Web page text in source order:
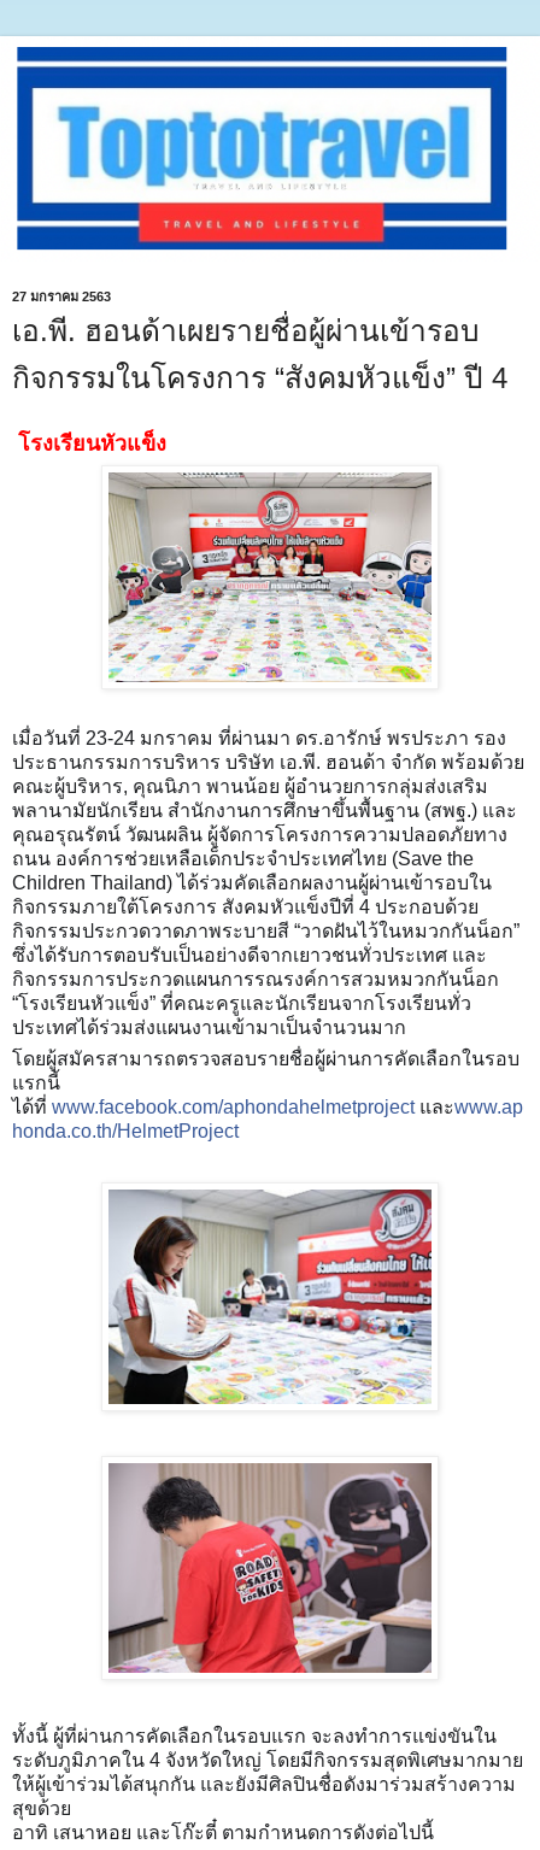
27 มกราคม 2563
เอ.พี. ฮอนด้าเผยรายชื่อผู้ผ่านเข้ารอบ
กิจกรรมในโครงการ “สังคมหัวแข็ง” ปี 4
โรงเรียนหัวแข็ง
เมื่อวันที่ 23-24 มกราคม ที่ผ่านมา ดร.อารักษ์ พรประภา รอง
ประธานกรรมการบริหาร บริษัท เอ.พี. ฮอนด้า จำกัด พร้อมด้วย
คณะผู้บริหาร, คุณนิภา พานน้อย ผู้อำนวยการกลุ่มส่งเสริม
พลานามัยนักเรียน สำนักงานการศึกษาขึ้นพื้นฐาน (สพฐ.) และ
คุณอรุณรัตน์ วัฒนผลิน ผู้จัดการโครงการความปลอดภัยทาง
ถนน องค์การช่วยเหลือเด็กประจำประเทศไทย (Save the
Children Thailand) ได้ร่วมคัดเลือกผลงานผู้ผ่านเข้ารอบใน
กิจกรรมภายใต้โครงการ สังคมหัวแข็งปีที่ 4 ประกอบด้วย
กิจกรรมประกวดวาดภาพระบายสี “วาดฝันไว้ในหมวกกันน็อก”
ซึ่งได้รับการตอบรับเป็นอย่างดีจากเยาวชนทั่วประเทศ และ
กิจกรรมการประกวดแผนการรณรงค์การสวมหมวกกันน็อก
“โรงเรียนหัวแข็ง” ที่คณะครูและนักเรียนจากโรงเรียนทั่ว
ประเทศได้ร่วมส่งแผนงานเข้ามาเป็นจำนวนมาก
โดยผู้สมัครสามารถตรวจสอบรายชื่อผู้ผ่านการคัดเลือกในรอบ
แรกนี้
ได้ที่ www.facebook.com/aphondahelmetprojectและwww.ap
honda.co.th/HelmetProject
ทั้งนี้ ผู้ที่ผ่านการคัดเลือกในรอบแรก จะลงทำการแข่งขันใน
ระดับภูมิภาคใน 4 จังหวัดใหญ่ โดยมีกิจกรรมสุดพิเศษมากมาย
ให้ผู้เข้าร่วมได้สนุกกัน และยังมีศิลปินชื่อดังมาร่วมสร้างความ
สุขด้วย
อาทิ เสนาหอย และโก๊ะตี๋ ตามกำหนดการดังต่อไปนี้